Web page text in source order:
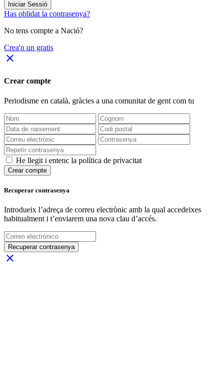
Iniciar Sessió
Has oblidat la contrasenya?
No tens compte a Nació?
Crea'n un gratis
close
Crear compte
Periodisme en català, gràcies a una comunitat de gent com tu
He llegit i entenc la política de privacitat
Crear compte
Recuperar contrasenya
Introdueix l’adreça de correu electrònic amb la qual accedeixes
habitualment i t’enviarem una nova clau d’accés.
Recuperar contrasenya
close